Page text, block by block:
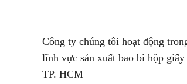
Công ty chúng tôi hoạt động
lĩnh vực sản xuất bao bì hộp
TP. HCM